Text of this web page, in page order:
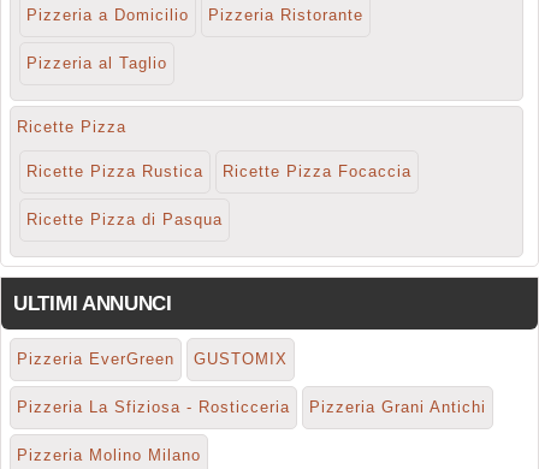
Pizzeria a Domicilio Pizzeria Ristorante
Pizzeria al Taglio
Ricette Pizza
Ricette Pizza Rustica Ricette Pizza Focaccia
Ricette Pizza di Pasqua
ULTIMI ANNUNCI
Pizzeria EverGreen GUSTOMIX
Pizzeria La Sfiziosa - Rosticceria Pizzeria Grani Antichi
Pizzeria Molino Milano